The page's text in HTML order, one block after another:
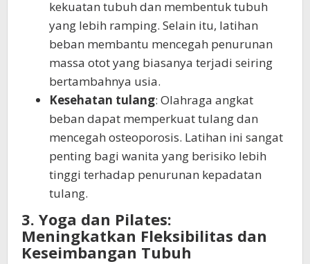
kekuatan tubuh dan membentuk tubuh
yang lebih ramping. Selain itu, latihan
beban membantu mencegah penurunan
massa otot yang biasanya terjadi seiring
bertambahnya usia.
Kesehatan tulang: Olahraga angkat
beban dapat memperkuat tulang dan
mencegah osteoporosis. Latihan ini sangat
penting bagi wanita yang berisiko lebih
tinggi terhadap penurunan kepadatan
tulang.
3. Yoga dan Pilates:
Meningkatkan Fleksibilitas dan
Keseimbangan Tubuh